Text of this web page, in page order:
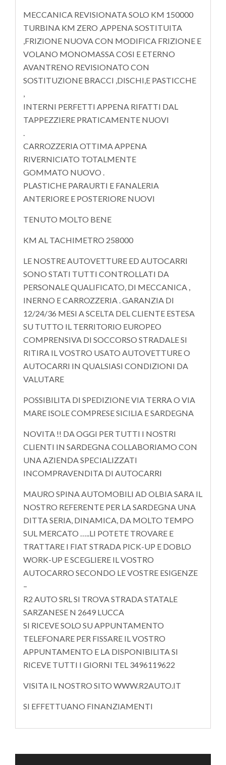
MECCANICA REVISIONATA SOLO KM 150000
TURBINA KM ZERO ,APPENA SOSTITUITA
,FRIZIONE NUOVA CON MODIFICA FRIZIONE E
VOLANO MONOMASSA COSI E ETERNO
AVANTRENO REVISIONATO CON
SOSTITUZIONE BRACCI ,DISCHI,E PASTICCHE
,
INTERNI PERFETTI APPENA RIFATTI DAL
TAPPEZZIERE PRATICAMENTE NUOVI
.
CARROZZERIA OTTIMA APPENA
RIVERNICIATO TOTALMENTE
GOMMATO NUOVO .
PLASTICHE PARAURTI E FANALERIA
ANTERIORE E POSTERIORE NUOVI
TENUTO MOLTO BENE
KM AL TACHIMETRO 258000
LE NOSTRE AUTOVETTURE ED AUTOCARRI
SONO STATI TUTTI CONTROLLATI DA
PERSONALE QUALIFICATO, DI MECCANICA ,
INERNO E CARROZZERIA . GARANZIA DI
12/24/36 MESI A SCELTA DEL CLIENTE ESTESA
SU TUTTO IL TERRITORIO EUROPEO
COMPRENSIVA DI SOCCORSO STRADALE SI
RITIRA IL VOSTRO USATO AUTOVETTURE O
AUTOCARRI IN QUALSIASI CONDIZIONI DA
VALUTARE
POSSIBILITA DI SPEDIZIONE VIA TERRA O VIA
MARE ISOLE COMPRESE SICILIA E SARDEGNA
NOVITA !! DA OGGI PER TUTTI I NOSTRI
CLIENTI IN SARDEGNA COLLABORIAMO CON
UNA AZIENDA SPECIALIZZATI
INCOMPRAVENDITA DI AUTOCARRI
MAURO SPINA AUTOMOBILI AD OLBIA SARA IL
NOSTRO REFERENTE PER LA SARDEGNA UNA
DITTA SERIA, DINAMICA, DA MOLTO TEMPO
SUL MERCATO …..LI POTETE TROVARE E
TRATTARE I FIAT STRADA PICK-UP E DOBLO
WORK-UP E SCEGLIERE IL VOSTRO
AUTOCARRO SECONDO LE VOSTRE ESIGENZE
–
R2 AUTO SRL SI TROVA STRADA STATALE
SARZANESE N 2649 LUCCA
SI RICEVE SOLO SU APPUNTAMENTO
TELEFONARE PER FISSARE IL VOSTRO
APPUNTAMENTO E LA DISPONIBILITA SI
RICEVE TUTTI I GIORNI TEL 3496119622
VISITA IL NOSTRO SITO WWW.R2AUTO.IT
SI EFFETTUANO FINANZIAMENTI